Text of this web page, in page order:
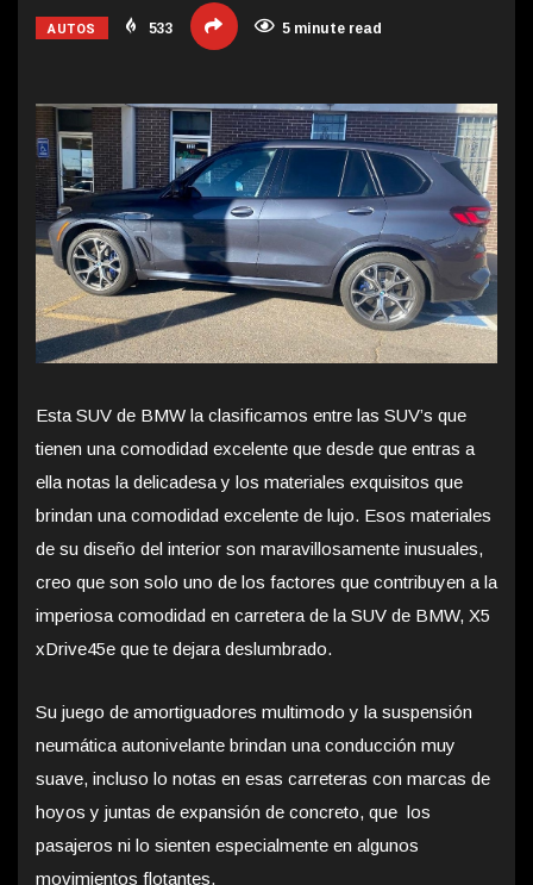
AUTOS 533 5 minute read
Esta SUV de BMW la clasificamos entre las SUV’s que
tienen una comodidad excelente que desde que entras a
ella notas la delicadesa y los materiales exquisitos que
brindan una comodidad excelente de lujo. Esos materiales
de su diseño del interior son maravillosamente inusuales,
creo que son solo uno de los factores que contribuyen a la
imperiosa comodidad en carretera de la SUV de BMW, X5
xDrive45e que te dejara deslumbrado.
Su juego de amortiguadores multimodo y la suspensión
neumática autonivelante brindan una conducción muy
suave, incluso lo notas en esas carreteras con marcas de
hoyos y juntas de expansión de concreto, que los
pasajeros ni lo sienten especialmente en algunos
movimientos flotantes.